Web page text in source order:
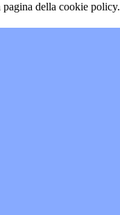
pagina della cookie policy.